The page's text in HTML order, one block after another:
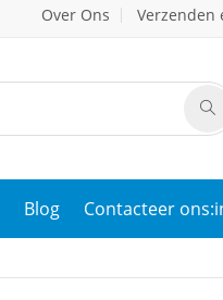
Over Ons Verzenden
Blog Contacteer